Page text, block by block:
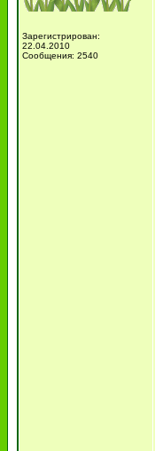
Зарегистрирован:
22.04.2010
Сообщения: 2540